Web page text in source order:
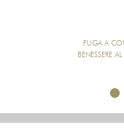
FUGA A
BENESSERE